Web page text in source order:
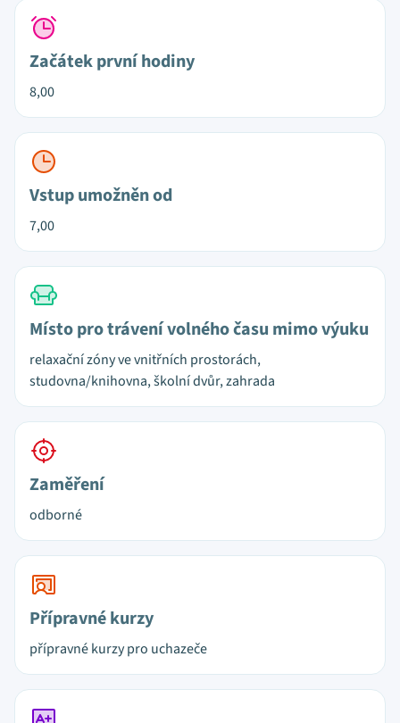
Začátek první hodiny
8,00
Vstup umožněn od
7,00
Místo pro trávení volného času mimo výuku
relaxační zóny ve vnitřních prostorách,
studovna/knihovna, školní dvůr, zahrada
Zaměření
odborné
Přípravné kurzy
přípravné kurzy pro uchazeče